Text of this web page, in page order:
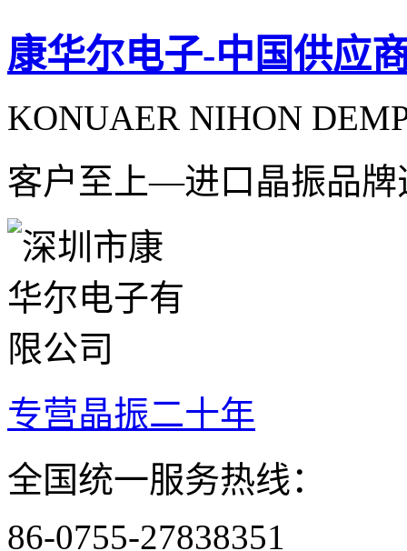
康华尔电子-中国供应
KONUAER NIHON
客户至上—进口晶振品牌
专营晶振二十年
全国统一服务热线：
86-0755-27838351